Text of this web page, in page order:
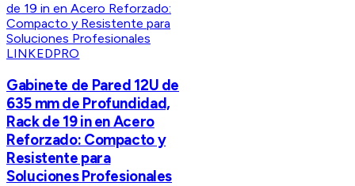
LINKEDPRO
Gabinete de Pared 12U de
635 mm de Profundidad,
Rack de 19 in en Acero
Reforzado: Compacto y
Resistente para
Soluciones Profesionales